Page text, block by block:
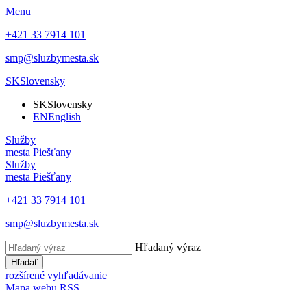
Menu
+421 33 7914 101
smp@sluzbymesta.sk
SKSlovensky
SKSlovensky
ENEnglish
Služby
mesta Piešťany
Služby
mesta Piešťany
+421 33 7914 101
smp@sluzbymesta.sk
Hľadaný výraz
Hľadať
rozšírené vyhľadávanie
Mapa webu RSS